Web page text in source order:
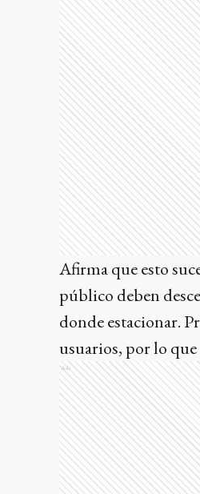
Afirma que esto
público deben
donde estacionar.
usuarios, por lo
Ads